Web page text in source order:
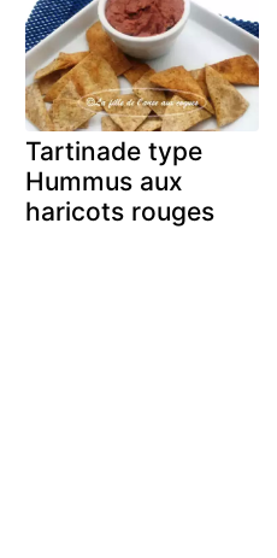
Tartinade type
Hummus aux
haricots rouges